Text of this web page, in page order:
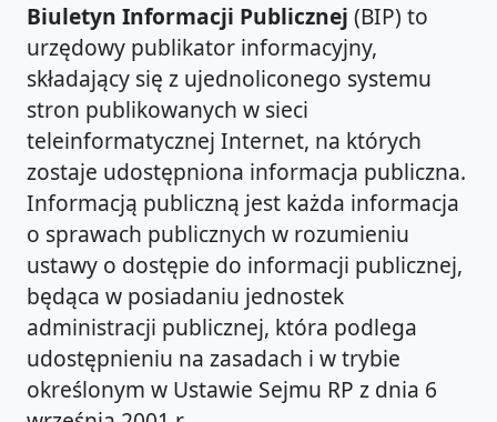
Biuletyn Informacji Publicznej (BIP) to
urzędowy publikator informacyjny,
składający się z ujednoliconego systemu
stron publikowanych w sieci
teleinformatycznej Internet, na których
zostaje udostępniona informacja publiczna.
Informacją publiczną jest każda informacja
o sprawach publicznych w rozumieniu
ustawy o dostępie do informacji publicznej,
będąca w posiadaniu jednostek
administracji publicznej, która podlega
udostępnieniu na zasadach i w trybie
określonym w Ustawie Sejmu RP z dnia 6